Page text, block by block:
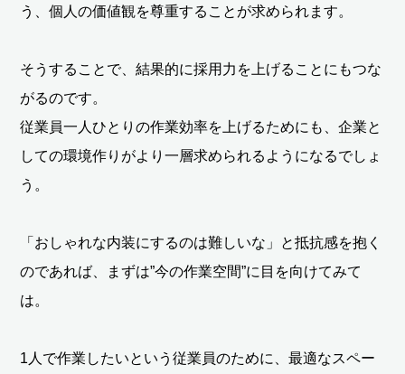
う、個人の価値観を尊重することが求められます。
そうすることで、結果的に採用力を上げることにもつな
がるのです。
従業員一人ひとりの作業効率を上げるためにも、企業と
しての環境作りがより一層求められるようになるでしょ
う。
「おしゃれな内装にするのは難しいな」と抵抗感を抱く
のであれば、まずは”今の作業空間”に目を向けてみて
は。
1人で作業したいという従業員のために、最適なスペー